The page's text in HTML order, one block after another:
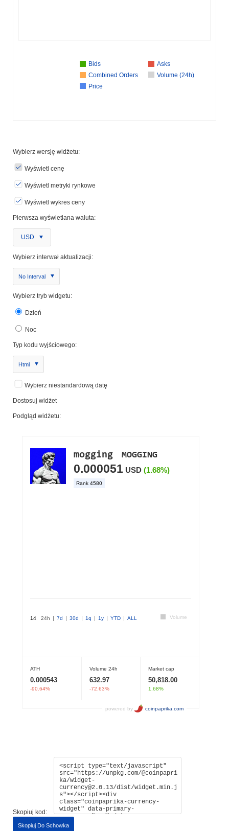
Bids
Asks
Combined Orders
Volume (24h)
Price
Wybierz wersję widżetu:
Wyświetl cenę
Wyświetl metryki rynkowe
Wyświetl wykres ceny
Pierwsza wyświetlana waluta:
USD
Wybierz interwał aktualizacji:
No Interval
Wybierz tryb widgetu:
Dzień
Noc
Typ kodu wyjściowego:
Html
Wybierz niestandardową datę
Dostosuj widżet
Podgląd widżetu:
Skopiuj kod:
Skopiuj Do Schowka